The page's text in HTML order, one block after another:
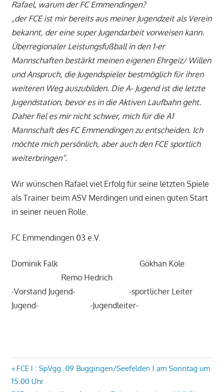
Rafael, warum der FC Emmendingen?
„der FCE ist mir bereits aus meiner Jugendzeit als Verein
bekannt, der eine super Jugendarbeit vorweisen kann.
Überregionaler Leistungsfußball in den 1-er
Mannschaften bestärkt meinen eigenen Ehrgeiz/ Willen
und Anspruch, die Jugendspieler bestmöglich für ihren
weiteren Weg auszubilden. Die A- Jugend ist die letzte
Jugendstation, bevor es in die Aktiven Laufbahn geht.
Daher fiel es mir nicht schwer, mich für die A1
Mannschaft des FC Emmendingen zu entscheiden. Ich
möchte mich persönlich, aber auch den FCE sportlich
weiterbringen“.
Wir wünschen Rafael viel Erfolg für seine letzten Spiele
als Trainer beim ASV Merdingen und einen guten Start
in seiner neuen Rolle.
FC Emmendingen 03 e.V.
Dominik Falk Gökhan Köle
Remo Hedrich
-Vorstand Jugend- -sportlicher Leiter
Jugend- -Jugendleiter-
Beitragsnavigation
Vorheriger
Beitrag:
FCE I : SpVgg. 09 Buggingen/Seefelden I am Sonntag um
15:00 Uhr